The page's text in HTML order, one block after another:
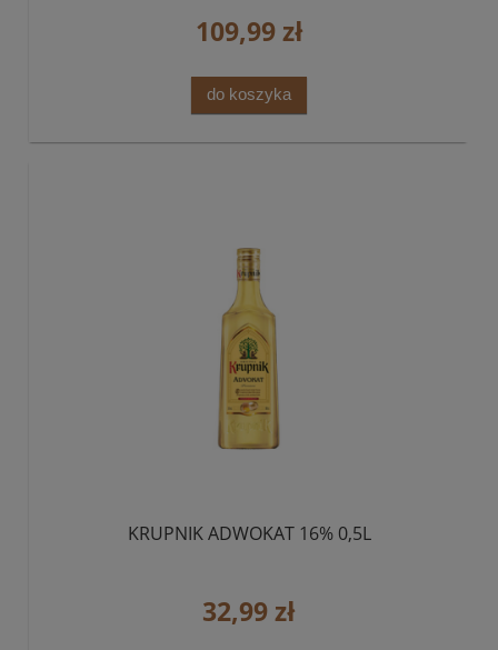
109,99 zł
do koszyka
KRUPNIK ADWOKAT 16% 0,5L
32,99 zł